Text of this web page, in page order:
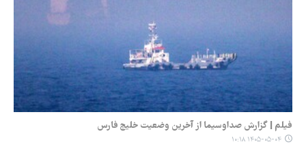
فیلم | گزارش صداوسیما از آخرین وضعیت خلیج فارس
۱۴۰۵-۰۵-۰۴ ۱۰:۱۸